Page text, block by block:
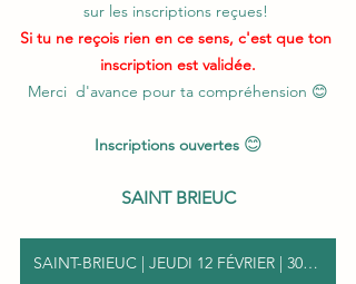
sur les inscriptions reçues!
Si tu ne reçois rien en ce sens, c'est que ton
inscription est validée.
Merci  d'avance pour ta compréhension 😊
Inscriptions ouvertes 😊
SAINT BRIEUC
SAINT-BRIEUC | JEUDI 12 FÉVRIER | 30/65 ans